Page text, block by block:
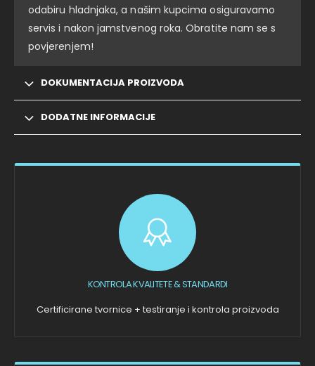
odabiru hladnjaka, a našim kupcima osiguravamo
servis i nakon jamstvenog roka. Obratite nam se s
povjerenjem!
DOKUMENTACIJA PROIZVODA
DODATNE INFORMACIJE
KONTROLA KVALITETE & STANDARDI
Certificirane tvornice + testiranje i kontrola proizvoda